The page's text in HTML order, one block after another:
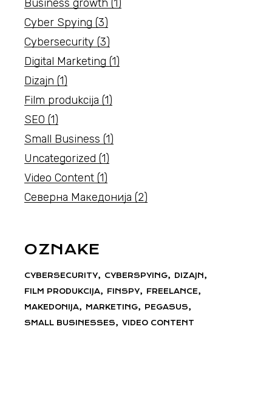
Business growth (1)
Cyber Spying (3)
Cybersecurity (3)
Digital Marketing (1)
Dizajn (1)
Film produkcija (1)
SEO (1)
Small Business (1)
Uncategorized (1)
Video Content (1)
Северна Македонија (2)
OZNAKE
CYBERSECURITY CYBERSPYING
DIZAJN
FILM PRODUKCIJA
FINSPY
FREELANCE
MAKEDONIJA
MARKETING
PEGASUS
SMALL BUSINESSES
VIDEO CONTENT